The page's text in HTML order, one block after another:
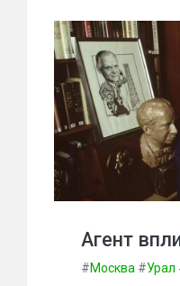
Агент
#Москва #Урал